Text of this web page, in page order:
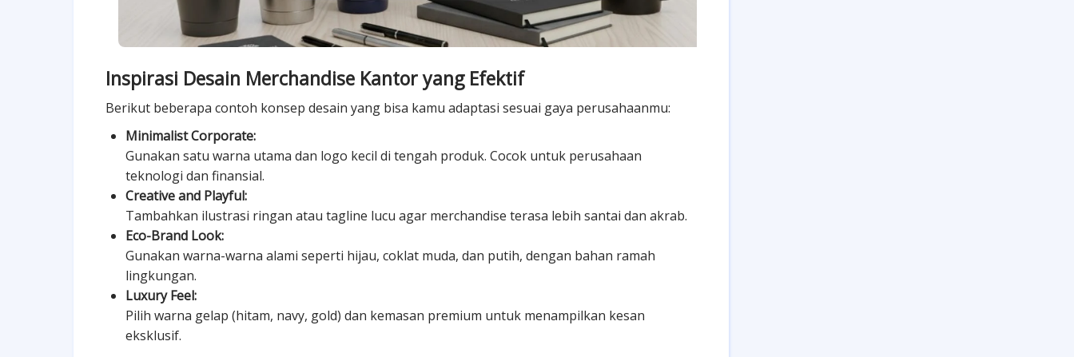
Inspirasi Desain Merchandise Kantor yang Efektif
Berikut beberapa contoh konsep desain yang bisa kamu adaptasi sesuai gaya perusahaanmu:
Minimalist Corporate:
Gunakan satu warna utama dan logo kecil di tengah produk. Cocok untuk perusahaan
teknologi dan finansial.
Creative and Playful:
Tambahkan ilustrasi ringan atau tagline lucu agar merchandise terasa lebih santai dan akrab.
Eco-Brand Look:
Gunakan warna-warna alami seperti hijau, coklat muda, dan putih, dengan bahan ramah
lingkungan.
Luxury Feel:
Pilih warna gelap (hitam, navy, gold) dan kemasan premium untuk menampilkan kesan
eksklusif.